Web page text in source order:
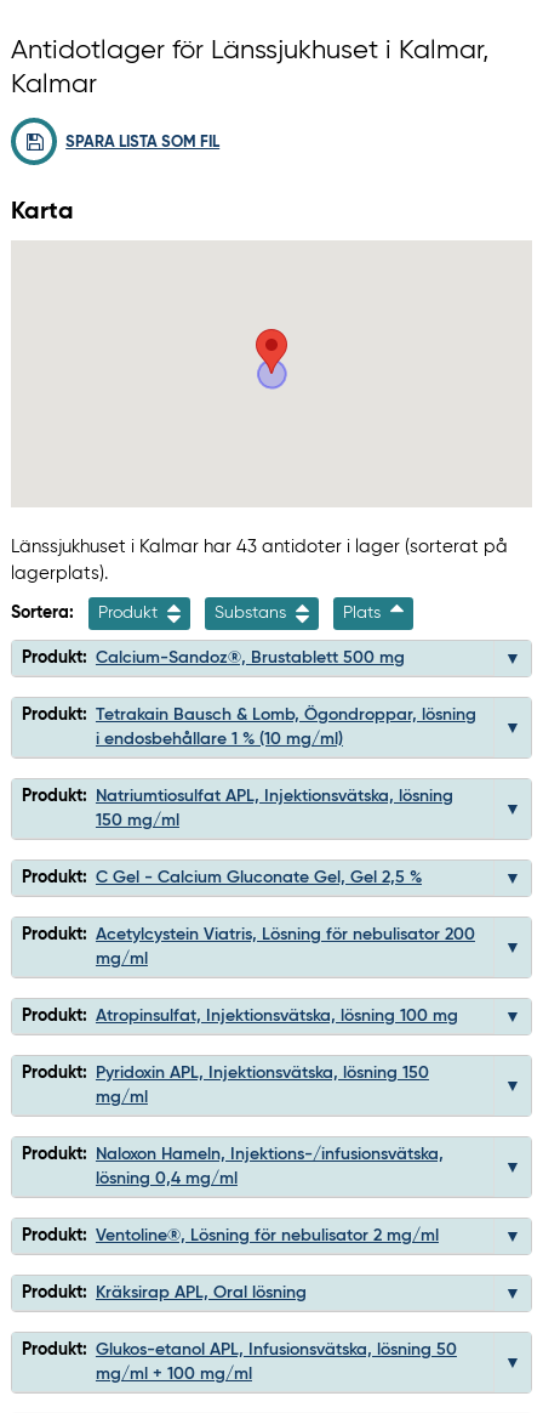
Antidotlager för Länssjukhuset i Kalmar,
Kalmar
SPARA LISTA SOM FIL
Karta
Länssjukhuset i Kalmar har 43 antidoter i lager (sorterat på
lagerplats).
Sortera: Produkt Substans Plats
Produkt: Calcium-Sandoz®, Brustablett 500 mg
Produkt: Tetrakain Bausch & Lomb, Ögondroppar, lösning
i endosbehållare 1 % (10 mg/ml)
Produkt:
Natriumtiosulfat APL, Injektionsvätska, lösning
150 mg/ml
Produkt: C Gel - Calcium Gluconate Gel, Gel 2,5 %
Produkt: Acetylcystein Viatris, Lösning för nebulisator 200
mg/ml
Produkt: Atropinsulfat, Injektionsvätska, lösning 100 mg
Produkt:
Pyridoxin APL, Injektionsvätska, lösning 150
mg/ml
Produkt:
Naloxon Hameln, Injektions-/infusionsvätska,
lösning 0,4 mg/ml
Produkt: Ventoline®, Lösning för nebulisator 2 mg/ml
Produkt: Kräksirap APL, Oral lösning
Produkt: Glukos-etanol APL, Infusionsvätska, lösning 50
mg/ml + 100 mg/ml